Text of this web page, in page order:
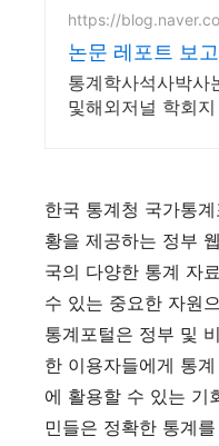
https://
논문 레포트 보
통계학사석사박사
한국 통계청 국가통
황을 제공하는 정부
국의 다양한 통계 자
수 있는 중요한 자원
통계포털은 정부 및
한 이용자들에게 통
에 활용할 수 있는 기
민들은 정확한 통계